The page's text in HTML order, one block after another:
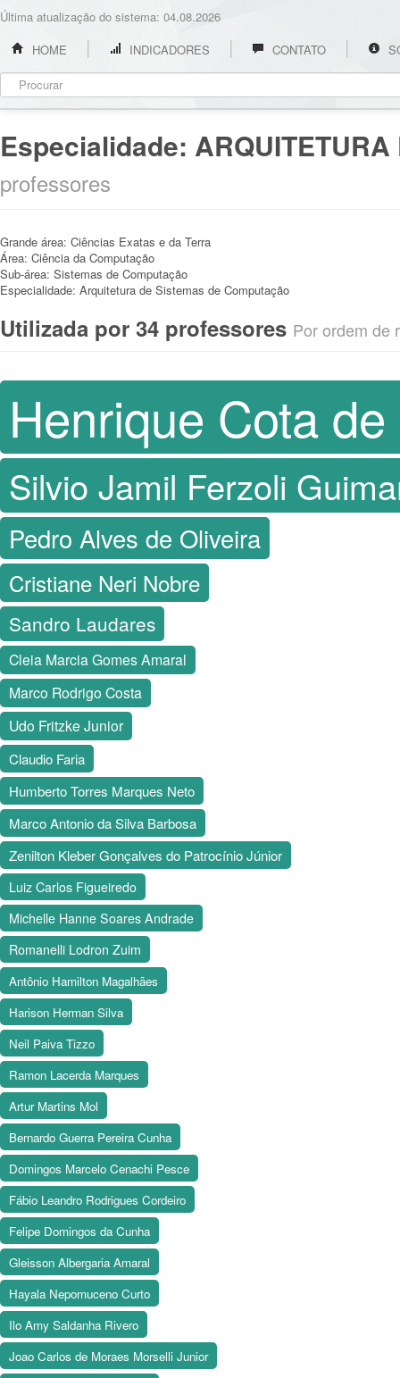
Última atualização do sistema: 04.08.2026
HOME
INDICADORES CONTATO
Especialidade: ARQUITETURA
professores
Grande área: Ciências Exatas e da Terra
Área: Ciência da Computação
Sub-área: Sistemas de Computação
Especialidade: Arquitetura de Sistemas de Computação
Utilizada por 34 professores Por ordem de
Henrique Cota
Silvio Jamil Ferzoli
Pedro Alves de Oliveira
Cristiane Neri Nobre
Sandro Laudares
Cleia Marcia Gomes Amaral
Marco Rodrigo Costa
Udo Fritzke Junior
Claudio Faria
Humberto Torres Marques Neto
Marco Antonio da Silva Barbosa
Zenilton Kleber Gonçalves do Patrocínio Júnior
Luiz Carlos Figueiredo
Michelle Hanne Soares Andrade
Romanelli Lodron Zuim
Antônio Hamilton Magalhães
Harison Herman Silva
Neil Paiva Tizzo
Ramon Lacerda Marques
Artur Martins Mol
Bernardo Guerra Pereira Cunha
Domingos Marcelo Cenachi Pesce
Fábio Leandro Rodrigues Cordeiro
Felipe Domingos da Cunha
Gleisson Albergaria Amaral
Hayala Nepomuceno Curto
Ilo Amy Saldanha Rivero
Joao Carlos de Moraes Morselli Junior